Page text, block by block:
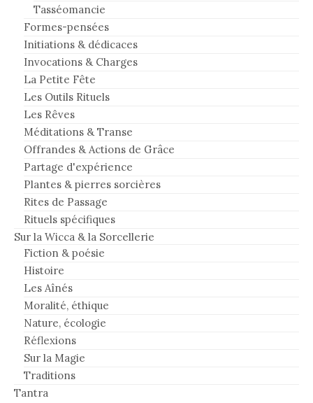
Tasséomancie
Formes-pensées
Initiations & dédicaces
Invocations & Charges
La Petite Fête
Les Outils Rituels
Les Rêves
Méditations & Transe
Offrandes & Actions de Grâce
Partage d'expérience
Plantes & pierres sorcières
Rites de Passage
Rituels spécifiques
Sur la Wicca & la Sorcellerie
Fiction & poésie
Histoire
Les Aînés
Moralité, éthique
Nature, écologie
Réflexions
Sur la Magie
Traditions
Tantra